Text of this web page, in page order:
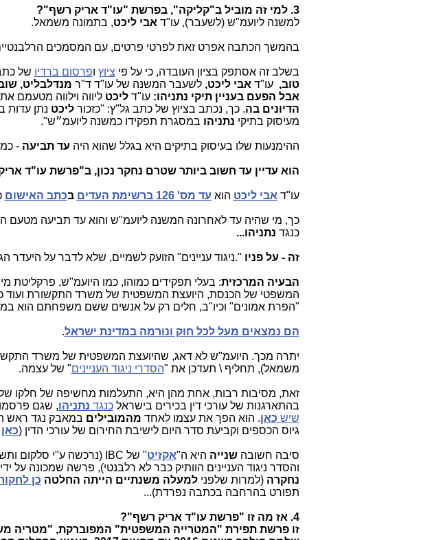
3. למי זה מוביל ב"קליקה", בפרשת "עו"ד אריק רשף"?
למשנה ליועמ"ש (לשעבר), עו"ד אבי ליכט, בתמונה משמאל.
בהמשך הכתבה אפרט זאת לפרטי פרטים, עם המסמכים
בשלב זה אסתפק בציון העובדה, כי על פי ציוץ ופרסום ברדיו של
טוב, עו"ד אבי ליכט, לשעבר המשנה של עו"ד ד"ר מנדלבליט,
אבל הפעם בעניין תיקי נתניהו: עו"דליכט ליווה וילווה מטעמם את
הדיונים בה. כך, נכתב בציוץ של כתב גל"ץ: "כזכורליכט
מעיסוק בתיקי נתניהו במסגרת תפקידו כמשנה ליועמ״ש".
ההימנעות שלו בעיסוק בתיקים היא בגלל שהוא היה עד תביעה -
הוא עדיין עד חשוב ביותר שטרם נחקר נכון, ב"פרשת עו"ד
עו"ד אבי ליכט הוא עד מס' 126 ברשימת העדים בכתב האישום
כך, מי שהיה עד לאחרונה המשנה ליועמ"ש והוא עד תביעה מטעם
כנגד נתניהו...
זה - על פניו ."ניגוד עניינים" הזועק לשמיים, שלא לדבר על היעדר
הבעיה המרכזית: בעלי תפקידים כמוהו, כמו היועמ"ש, פרקליטת
המשפטי של הכנסת, היועצת המשפטית של משרד התקשורת ועוד
"הפרת אמונים" וכיו"ב, חלים רק על אנשים ששם משפחתם הוא
הם נמצאים מעל לכל חוק ונורמה במדינת ישראל.
יתרה מכך. היועמ"ש לא דאג, שהיועצת המשפטית של משרד
משמאל), תחליף \ תעדכן את "הסדרי ניגוד העניינים" של עצמה.
זאת, מסיבות רבות, אחת מהן היא, התעלמות מחשיפה של חלקו של
בהתארגנות של עורכי דין בכירים בישראלכנגד נתניהו, שגם פרסמו
שיש כאן. הוא הפך את עצמו לאחד מהמובילים במאבק נגד ראש
גיוס הכספים וקביעת סדר היום לישיבת החירום של עורכי הדין (כאן
סיבה חשובהשנייה היא ה"אקזיט" של IBC (נרכשה ע"י סלקום ותש"י, כך שעו"ד
והסדר ניגוד העניינים הוותיק כבר לא רלבנטי), פרשה שמכונה על
נחקרה (למרות שלפנילמעלה משנתיים הייתה החלטה כן
תפורט בהרחבה בכתבה נפרדת)...
4. אז מה זו "פרשת עו"ד אריק רשף"?
זו פרשת תפירת "המטרייה המשפטית" המפוברקת, "מטריה